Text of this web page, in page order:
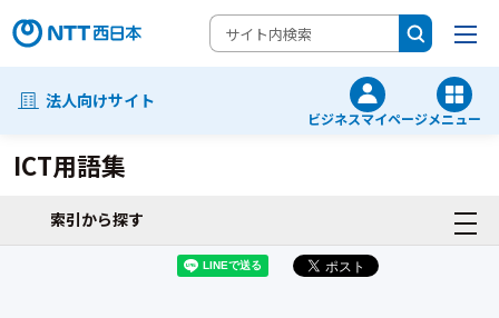
法人向けサイト
ビジネスマイページメニュー
ICT用語集
索引から探す